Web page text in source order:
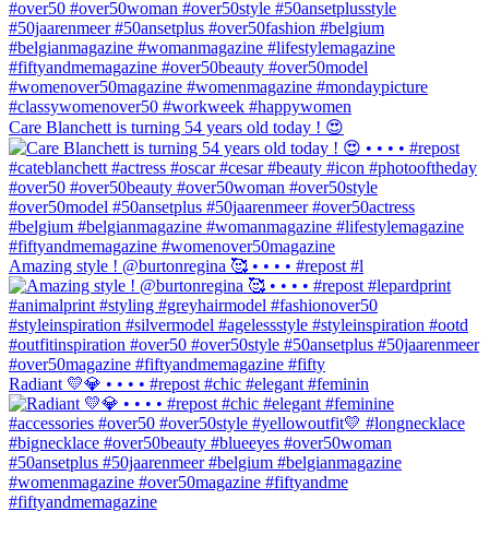
Care Blanchett is turning 54 years old today ! 😍
Amazing style ! @burtonregina 🥰 • • • • #repost #l
Radiant 💛💎 • • • • #repost #chic #elegant #feminin